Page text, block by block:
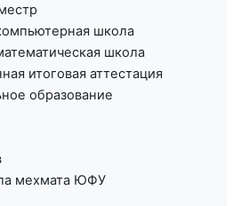
школа
школа
итоговая аттестация
образование
мехмата ЮФУ